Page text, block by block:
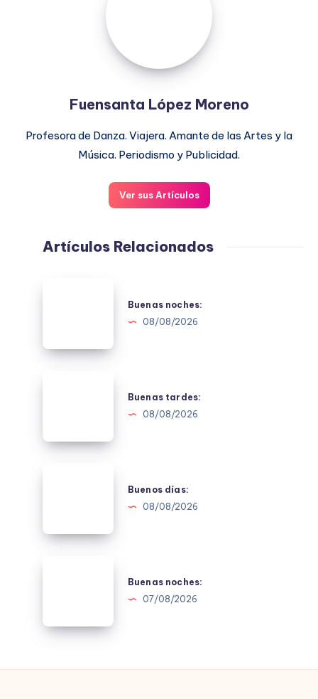
Fuensanta López Moreno
Profesora de Danza. Viajera. Amante de las Artes y la
Música. Periodismo y Publicidad.
Ver sus Artículos
Artículos Relacionados
Buenas noches:
08/08/2026
Buenas tardes:
08/08/2026
Buenos días:
08/08/2026
Buenas noches:
07/08/2026